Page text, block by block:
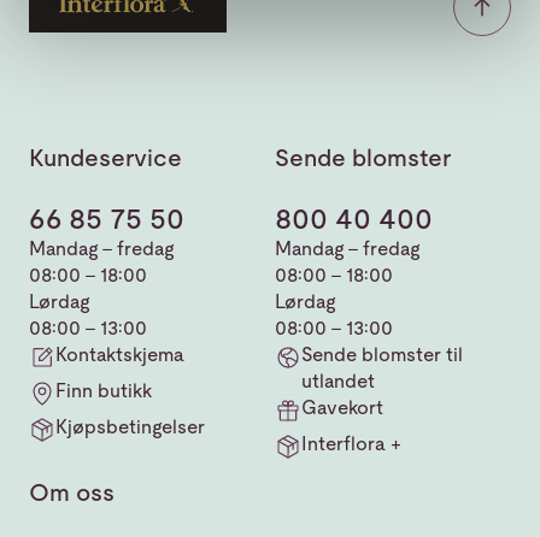
Kundeservice
66 85 75 50
Mandag - fredag
08:00 - 18:00
Lørdag
08:00 - 13:00
Kontaktskjema
Finn butikk
Kjøpsbetingelser
Sende blomster
800 40 400
Mandag - fredag
08:00 - 18:00
Lørdag
08:00 - 13:00
Sende blomster til
utlandet
Gavekort
Interflora +
Om oss